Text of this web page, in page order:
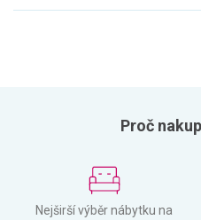
Proč
Nejširší výběr nábytku na